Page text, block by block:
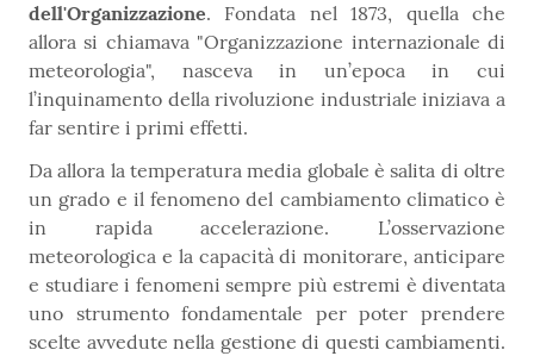
dell'Organizzazione. Fondata nel 1873, quella che
allora si chiamava "Organizzazione internazionale di
meteorologia", nasceva in un’epoca in cui
l’inquinamento della rivoluzione industriale iniziava a
far sentire i primi effetti.
Da allora la temperatura media globale è salita di oltre
un grado e il fenomeno del cambiamento climatico è
in rapida accelerazione. L’osservazione
meteorologica e la capacità di monitorare, anticipare
e studiare i fenomeni sempre più estremi è diventata
uno strumento fondamentale per poter prendere
scelte avvedute nella gestione di questi cambiamenti.